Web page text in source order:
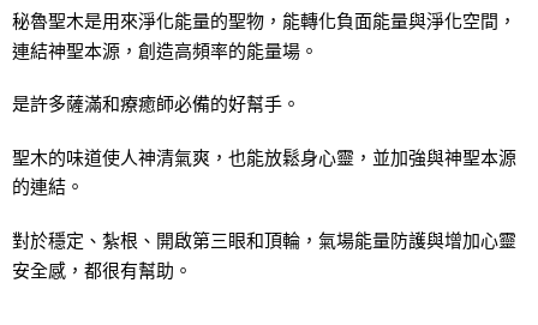
付款後門市自取
免運費
秘魯聖木是用來淨化能量的聖物，能轉化負面能量與淨化空間，
連結神聖本源，創造高頻率的能量場。
是許多薩滿和療癒師必備的好幫手。
聖木的味道使人神清氣爽，也能放鬆身心靈，並加強與神聖本源
的連結。
對於穩定、紮根、開啟第三眼和頂輪，氣場能量防護與增加心靈
安全感，都很有幫助。